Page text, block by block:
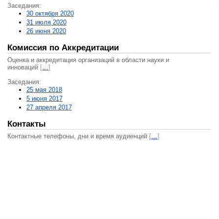
Заседания:
30 октября 2020
31 июля 2020
26 июня 2020
Комиссия по Аккредитации
Оценка и аккредитация организаций в области науки и
инноваций […]
Заседания:
25 мая 2018
5 июня 2017
27 апреля 2017
Контакты
Контактные телефоны, дни и время аудиенций […]